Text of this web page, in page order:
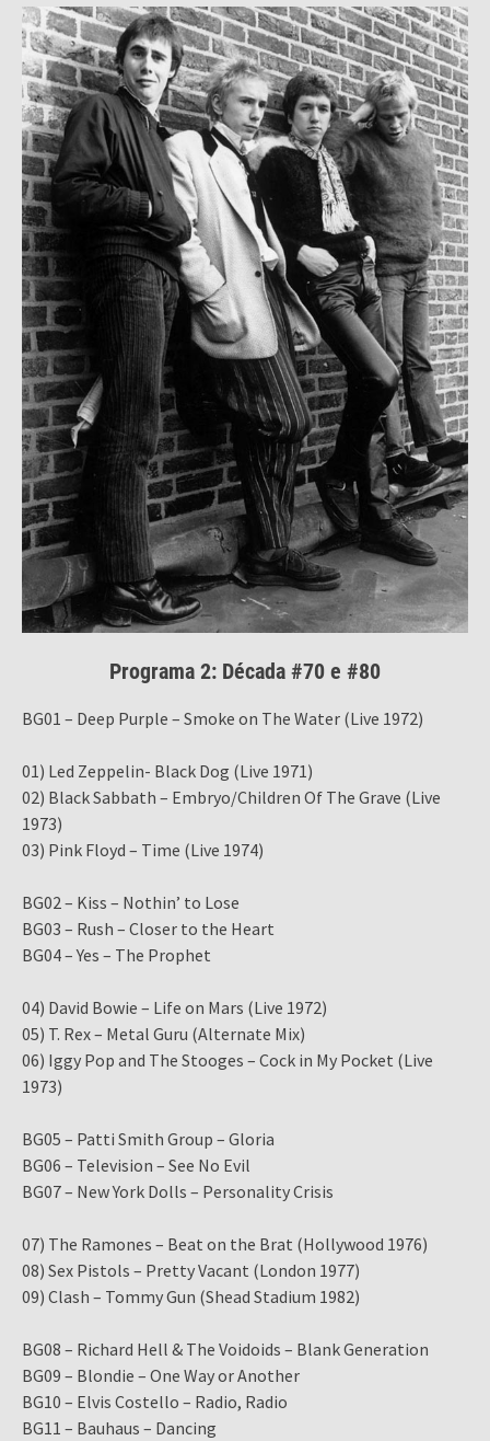
Programa 2: Década #70 e #80
BG01 – Deep Purple – Smoke on The Water (Live 1972)
01) Led Zeppelin- Black Dog (Live 1971)
02) Black Sabbath – Embryo/Children Of The Grave (Live
1973)
03) Pink Floyd – Time (Live 1974)
BG02 – Kiss – Nothin’ to Lose
BG03 – Rush – Closer to the Heart
BG04 – Yes – The Prophet
04) David Bowie – Life on Mars (Live 1972)
05) T. Rex – Metal Guru (Alternate Mix)
06) Iggy Pop and The Stooges – Cock in My Pocket (Live
1973)
BG05 – Patti Smith Group – Gloria
BG06 – Television – See No Evil
BG07 – New York Dolls – Personality Crisis
07) The Ramones – Beat on the Brat (Hollywood 1976)
08) Sex Pistols – Pretty Vacant (London 1977)
09) Clash – Tommy Gun (Shead Stadium 1982)
BG08 – Richard Hell & The Voidoids – Blank Generation
BG09 – Blondie – One Way or Another
BG10 – Elvis Costello – Radio, Radio
BG11 – Bauhaus – Dancing